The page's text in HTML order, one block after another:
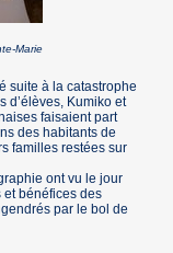
Marie
suite à la catastrophe
d’élèves, Kumiko et
faisaient part
des habitants de
familles restées sur
ont vu le jour
et bénéfices des
par le bol de